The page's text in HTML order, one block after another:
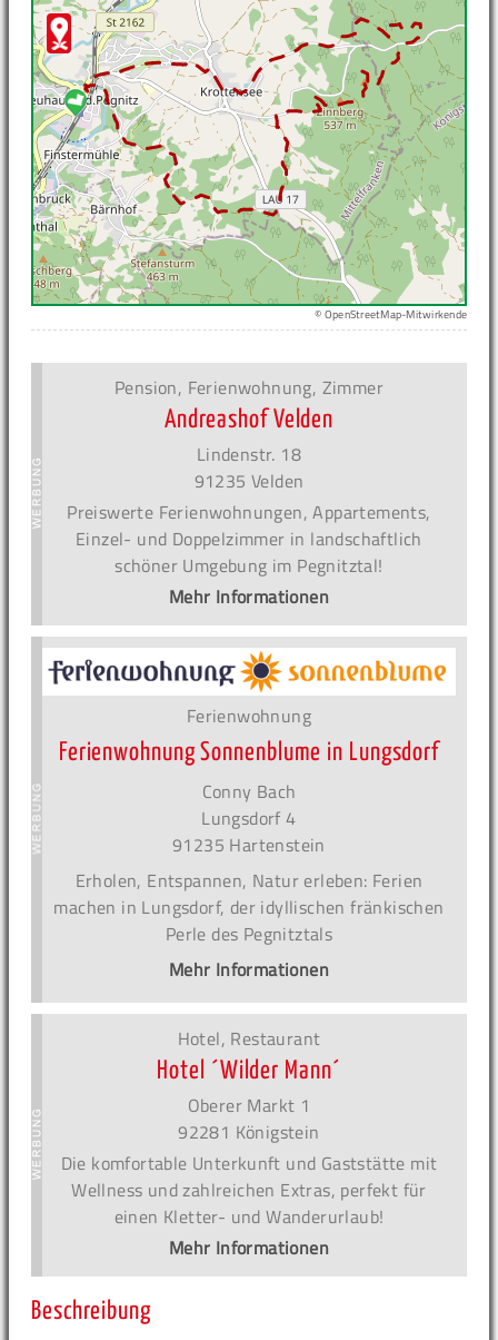
© OpenStreetMap-Mitwirkende
Pension, Ferienwohnung, Zimmer
Andreashof Velden
Lindenstr. 18
91235 Velden
Preiswerte Ferienwohnungen, Appartements,
Einzel- und Doppelzimmer in landschaftlich
schöner Umgebung im Pegnitztal!
Mehr Informationen
Ferienwohnung
Ferienwohnung Sonnenblume in Lungsdorf
Conny Bach
Lungsdorf 4
91235 Hartenstein
Erholen, Entspannen, Natur erleben: Ferien
machen in Lungsdorf, der idyllischen fränkischen
Perle des Pegnitztals
Mehr Informationen
Hotel, Restaurant
Hotel ´Wilder Mann´
Oberer Markt 1
92281 Königstein
Die komfortable Unterkunft und Gaststätte mit
Wellness und zahlreichen Extras, perfekt für
einen Kletter- und Wanderurlaub!
Mehr Informationen
Beschreibung